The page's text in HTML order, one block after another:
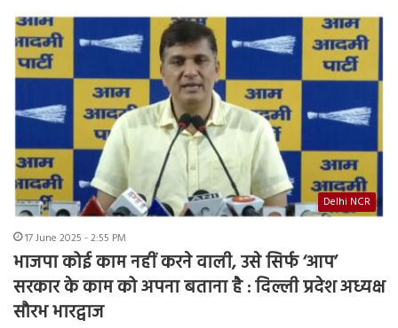
Delhi NCR
17 June 2025 - 2:55 PM
भाजपा कोई काम नहीं करने वाली, उसे सिर्फ ‘आप’
सरकार के काम को अपना बताना है : दिल्ली प्रदेश अध्यक्ष
सौरभ भारद्वाज